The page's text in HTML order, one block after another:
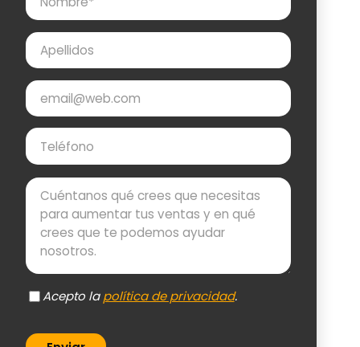
Apellidos
Email
Teléfono
Mensaje
Acepto lapolítica de privacidad.